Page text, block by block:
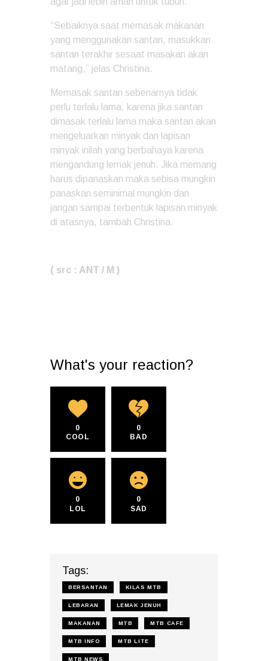
“Sebaiknya saat memasak makanan
yang menggunakan santan, masukkan
santan terakhir sesaat masakan akan
matang,” jelas Christina.
Memasak santan sebenarnya tidak
perlu terlalu lama, karena jika santan
dimasak terlalu lama maka santan akan
mengeluarkan minyak dan lapisan
minyak inilah yang berbahaya karena
mengandung lemak jenuh. Jika memang
harus dipanaskan maka sebisa mungkin
panaskan seminimal mungkin dan
jangan sampai terbentuk lapisan minyak
di atasnya, tambah Christina.
( src : ANT / M )
What's your reaction?
0
COOL
0
BAD
0
LOL
0
SAD
Tags:
BERSANTAN KILAS MTB
LEBARAN LEMAK JENUH
MAKANAN MTB MTB CAFE
MTB INFO MTB LITE
MTB NEWS